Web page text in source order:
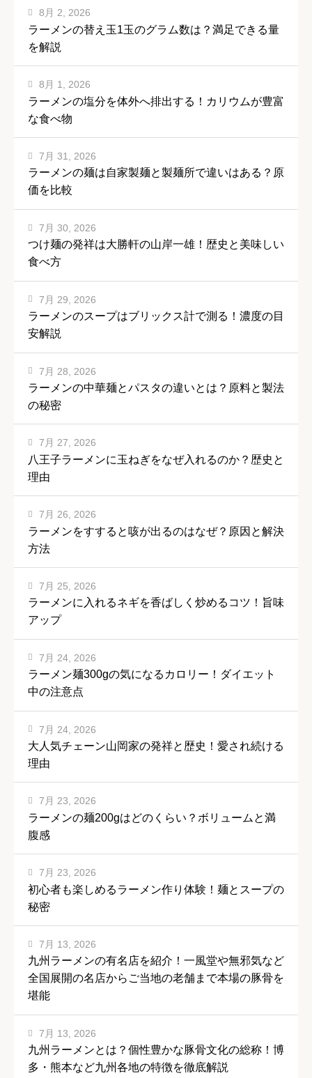
ラーメンの替え玉1玉のグラム数は？満足できる量
を解説
8月 2, 2026
ラーメンの塩分を体外へ排出する！カリウムが豊富
な食べ物
8月 1, 2026
ラーメンの麺は自家製麺と製麺所で違いはある？原
価を比較
7月 31, 2026
つけ麺の発祥は大勝軒の山岸一雄！歴史と美味しい
食べ方
7月 30, 2026
ラーメンのスープはブリックス計で測る！濃度の目
安解説
7月 29, 2026
ラーメンの中華麺とパスタの違いとは？原料と製法
の秘密
7月 28, 2026
八王子ラーメンに玉ねぎをなぜ入れるのか？歴史と
理由
7月 27, 2026
ラーメンをすすると咳が出るのはなぜ？原因と解決
方法
7月 26, 2026
ラーメンに入れるネギを香ばしく炒めるコツ！旨味
アップ
7月 25, 2026
ラーメン麺300gの気になるカロリー！ダイエット
中の注意点
7月 24, 2026
大人気チェーン山岡家の発祥と歴史！愛され続ける
理由
7月 24, 2026
ラーメンの麺200gはどのくらい？ボリュームと満
腹感
7月 23, 2026
初心者も楽しめるラーメン作り体験！麺とスープの
秘密
7月 23, 2026
九州ラーメンの有名店を紹介！一風堂や無邪気など
全国展開の名店からご当地の老舗まで本場の豚骨を
堪能
7月 13, 2026
九州ラーメンとは？個性豊かな豚骨文化の総称！博
多・熊本など九州各地の特徴を徹底解説
7月 13, 2026